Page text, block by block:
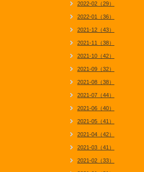
2022-02（29）
2022-01（36）
2021-12（43）
2021-11（38）
2021-10（42）
2021-09（32）
2021-08（38）
2021-07（44）
2021-06（40）
2021-05（41）
2021-04（42）
2021-03（41）
2021-02（33）